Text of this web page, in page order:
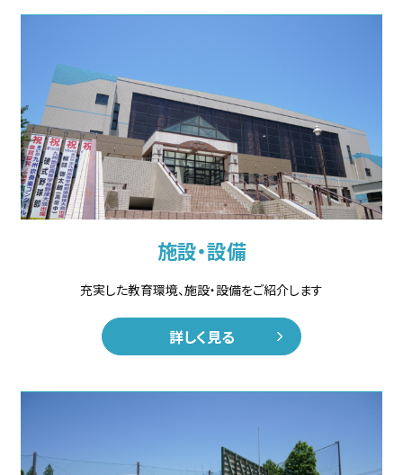
施設・設備
充実した教育環境、施設・設備をご紹介します
詳しく見る